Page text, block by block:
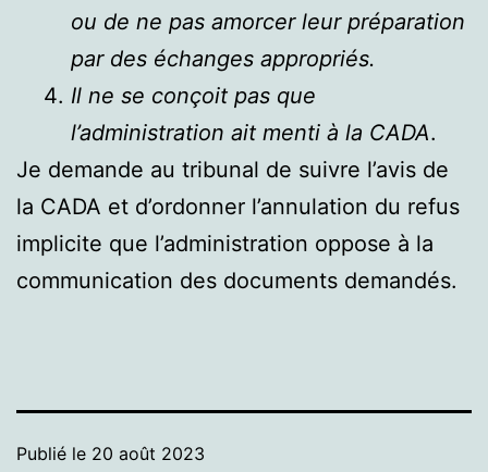
ou de ne pas amorcer leur préparation
par des échanges appropriés.
Il ne se conçoit pas que
l’administration ait menti à la CADA.
Je demande au tribunal de suivre l’avis de
la CADA et d’ordonner l’annulation du refus
implicite que l’administration oppose à la
communication des documents demandés.
Publié le 20 août 2023